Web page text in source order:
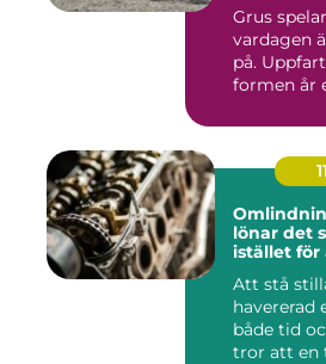
Grus
vardagen
på.
formen år
Omlindning
lönar det
istället för
Att stå
havererad
både tid
tror att en